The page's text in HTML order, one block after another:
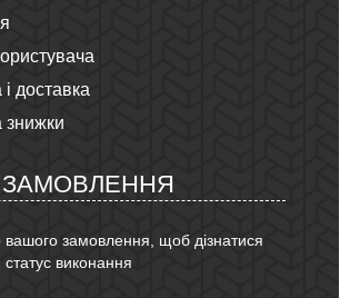
доставка
знижки
ЗАМОВЛЕННЯ
вашого замовлення, щоб дізнатися
виконання